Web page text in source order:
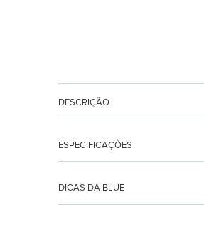
DESCRIÇÃO
ESPECIFICAÇÕES
DICAS DA BLUE